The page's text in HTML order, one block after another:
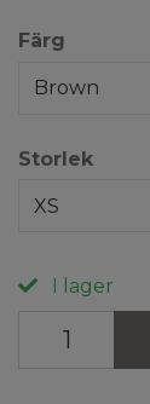
Färg
Brown
Storlek
XS
I lager